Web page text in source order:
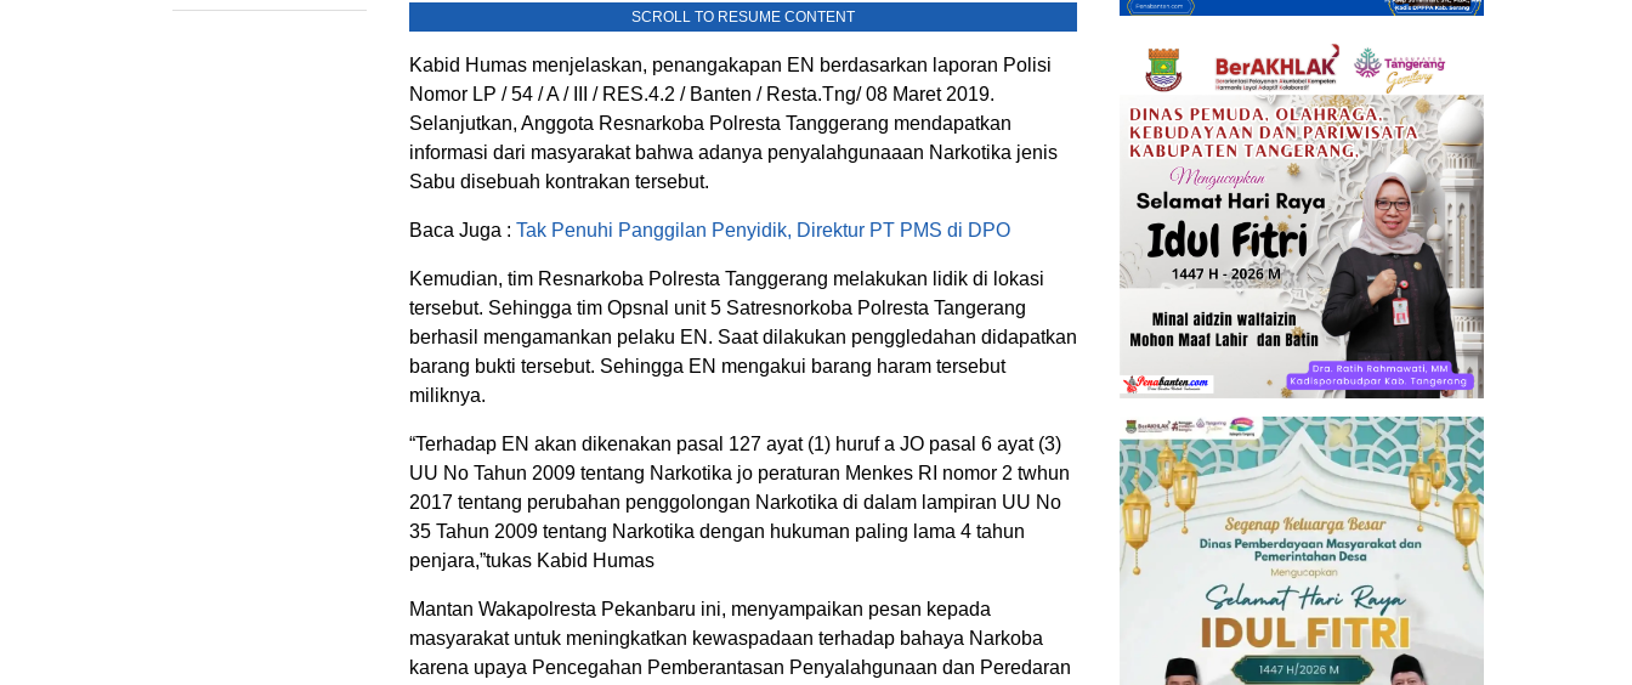
SCROLL TO RESUME CONTENT
Kabid Humas menjelaskan, penangakapan EN berdasarkan laporan Polisi
Nomor LP / 54 / A / III / RES.4.2 / Banten / Resta.Tng/ 08 Maret 2019.
Selanjutkan, Anggota Resnarkoba Polresta Tanggerang mendapatkan
informasi dari masyarakat bahwa adanya penyalahgunaaan Narkotika jenis
Sabu disebuah kontrakan tersebut.
Baca Juga : Tak Penuhi Panggilan Penyidik, Direktur PT PMS di DPO
Kemudian, tim Resnarkoba Polresta Tanggerang melakukan lidik di lokasi
tersebut. Sehingga tim Opsnal unit 5 Satresnorkoba Polresta Tangerang
berhasil mengamankan pelaku EN. Saat dilakukan penggledahan didapatkan
barang bukti tersebut. Sehingga EN mengakui barang haram tersebut
miliknya.
“Terhadap EN akan dikenakan pasal 127 ayat (1) huruf a JO pasal 6 ayat (3)
UU No Tahun 2009 tentang Narkotika jo peraturan Menkes RI nomor 2 twhun
2017 tentang perubahan penggolongan Narkotika di dalam lampiran UU No
35 Tahun 2009 tentang Narkotika dengan hukuman paling lama 4 tahun
penjara,”tukas Kabid Humas
Mantan Wakapolresta Pekanbaru ini, menyampaikan pesan kepada
masyarakat untuk meningkatkan kewaspadaan terhadap bahaya Narkoba
karena upaya Pencegahan Pemberantasan Penyalahgunaan dan Peredaran